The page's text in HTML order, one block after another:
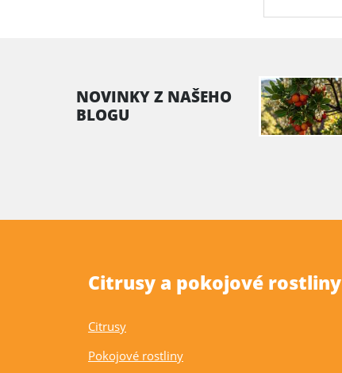
NOVINKY Z NAŠEHO
BLOGU
Citrusy a pokojové rostliny
Citrusy
Pokojové rostliny